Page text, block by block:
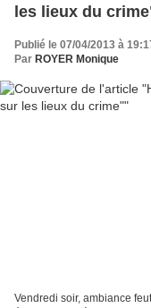
les lieux du
Publié le 07/04/2013 à
Par ROYER Monique
Vendredi soir, ambiance